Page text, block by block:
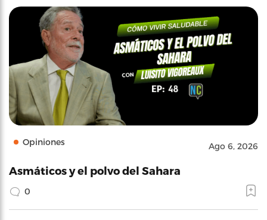
Opiniones Ago 6, 2026
Asmáticos y el polvo del Sahara
0